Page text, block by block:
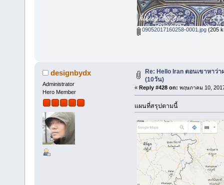
09052017160258-0001.jpg(205
designbydx
Administrator
Hero Member
Re: Hello Iran ตอนเขาหาว่
(10วัน)
« Reply #428 on: พฤษภาคม 10,
แผนที่สรุปตามนี้